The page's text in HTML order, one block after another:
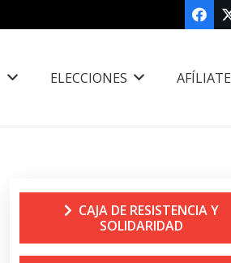
ELECCIONES AFÍLIATE
CAJA DE RESISTENCIA Y
SOLIDARIDAD